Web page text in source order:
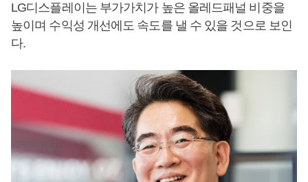
LG디스플레이는 부가가치가 높은 올레드패널 비중을
높이며 수익성 개선에도 속도를 낼 수 있을 것으로 보인
다.